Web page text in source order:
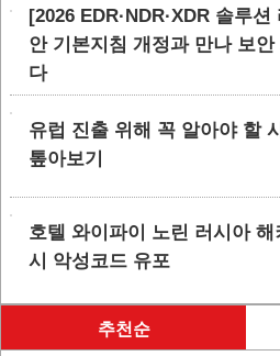
[2026 EDR·NDR·XDR 솔루
안 기본지침 개정과 만나 보
다
유럽 진출 위해 꼭 알아야 할
톺아보기
호텔 와이파이 노린 러시아
시 악성코드 유포
추천순